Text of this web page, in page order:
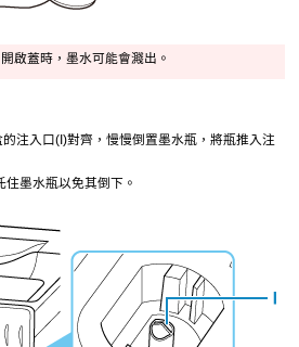
開啟蓋時，墨水可能會濺出。
的注入口( I)對齊，慢慢倒置墨水瓶，將瓶推入注
住墨水瓶以免其倒下。